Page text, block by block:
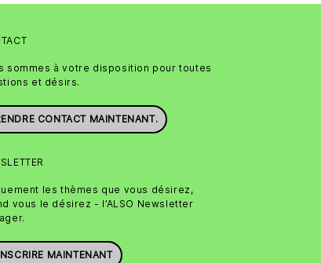
sommes à votre disposition pour toutes
et désirs.
CONTACT MAINTENANT.
les thèmes que vous désirez,
vous le désirez - l’ALSO Newsletter
MAINTENANT